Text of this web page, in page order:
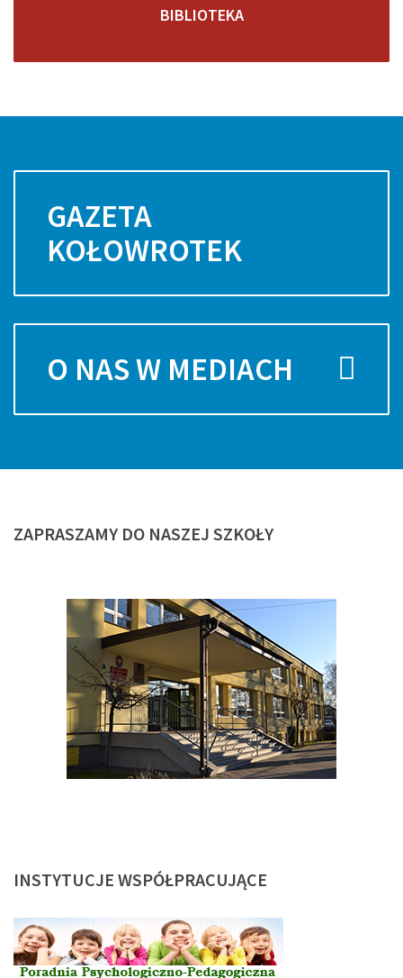
BIBLIOTEKA
GAZETA
KOŁOWROTEK
O NAS W MEDIACH
ZAPRASZAMY DO NASZEJ SZKOŁY
INSTYTUCJE WSPÓŁPRACUJĄCE